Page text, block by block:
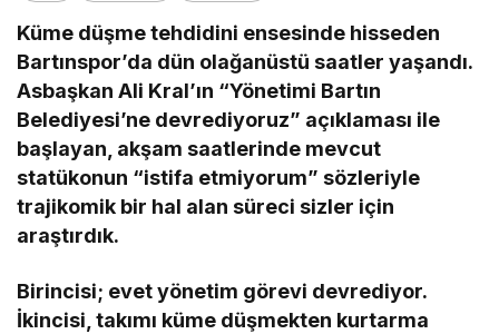
Küme düşme tehdidini ensesinde hisseden
Bartınspor’da dün olağanüstü saatler yaşandı.
Asbaşkan Ali Kral’ın “Yönetimi Bartın
Belediyesi’ne devrediyoruz” açıklaması ile
başlayan, akşam saatlerinde mevcut
statükonun “istifa etmiyorum” sözleriyle
trajikomik bir hal alan süreci sizler için
araştırdık.
Birincisi; evet yönetim görevi devrediyor.
İkincisi, takımı küme düşmekten kurtarma